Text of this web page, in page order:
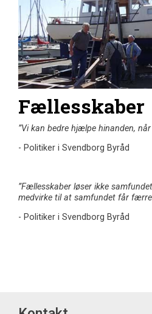
Fællesskaber
”Vi kan bedre hjælpe hinanden,
- Politiker i Svendborg Byråd
”Fællesskaber løser ikke
medvirke til at samfundet får
- Politiker i Svendborg Byråd